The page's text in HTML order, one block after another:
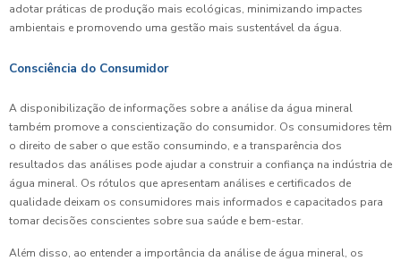
adotar práticas de produção mais ecológicas, minimizando impactes
ambientais e promovendo uma gestão mais sustentável da água.
Consciência do Consumidor
A disponibilização de informações sobre a análise da água mineral
também promove a conscientização do consumidor. Os consumidores têm
o direito de saber o que estão consumindo, e a transparência dos
resultados das análises pode ajudar a construir a confiança na indústria de
água mineral. Os rótulos que apresentam análises e certificados de
qualidade deixam os consumidores mais informados e capacitados para
tomar decisões conscientes sobre sua saúde e bem-estar.
Além disso, ao entender a importância da análise de água mineral, os